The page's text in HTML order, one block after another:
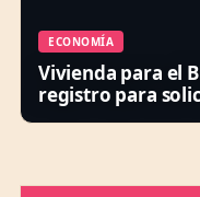
ECONOMÍA
Vivienda para el
registro para